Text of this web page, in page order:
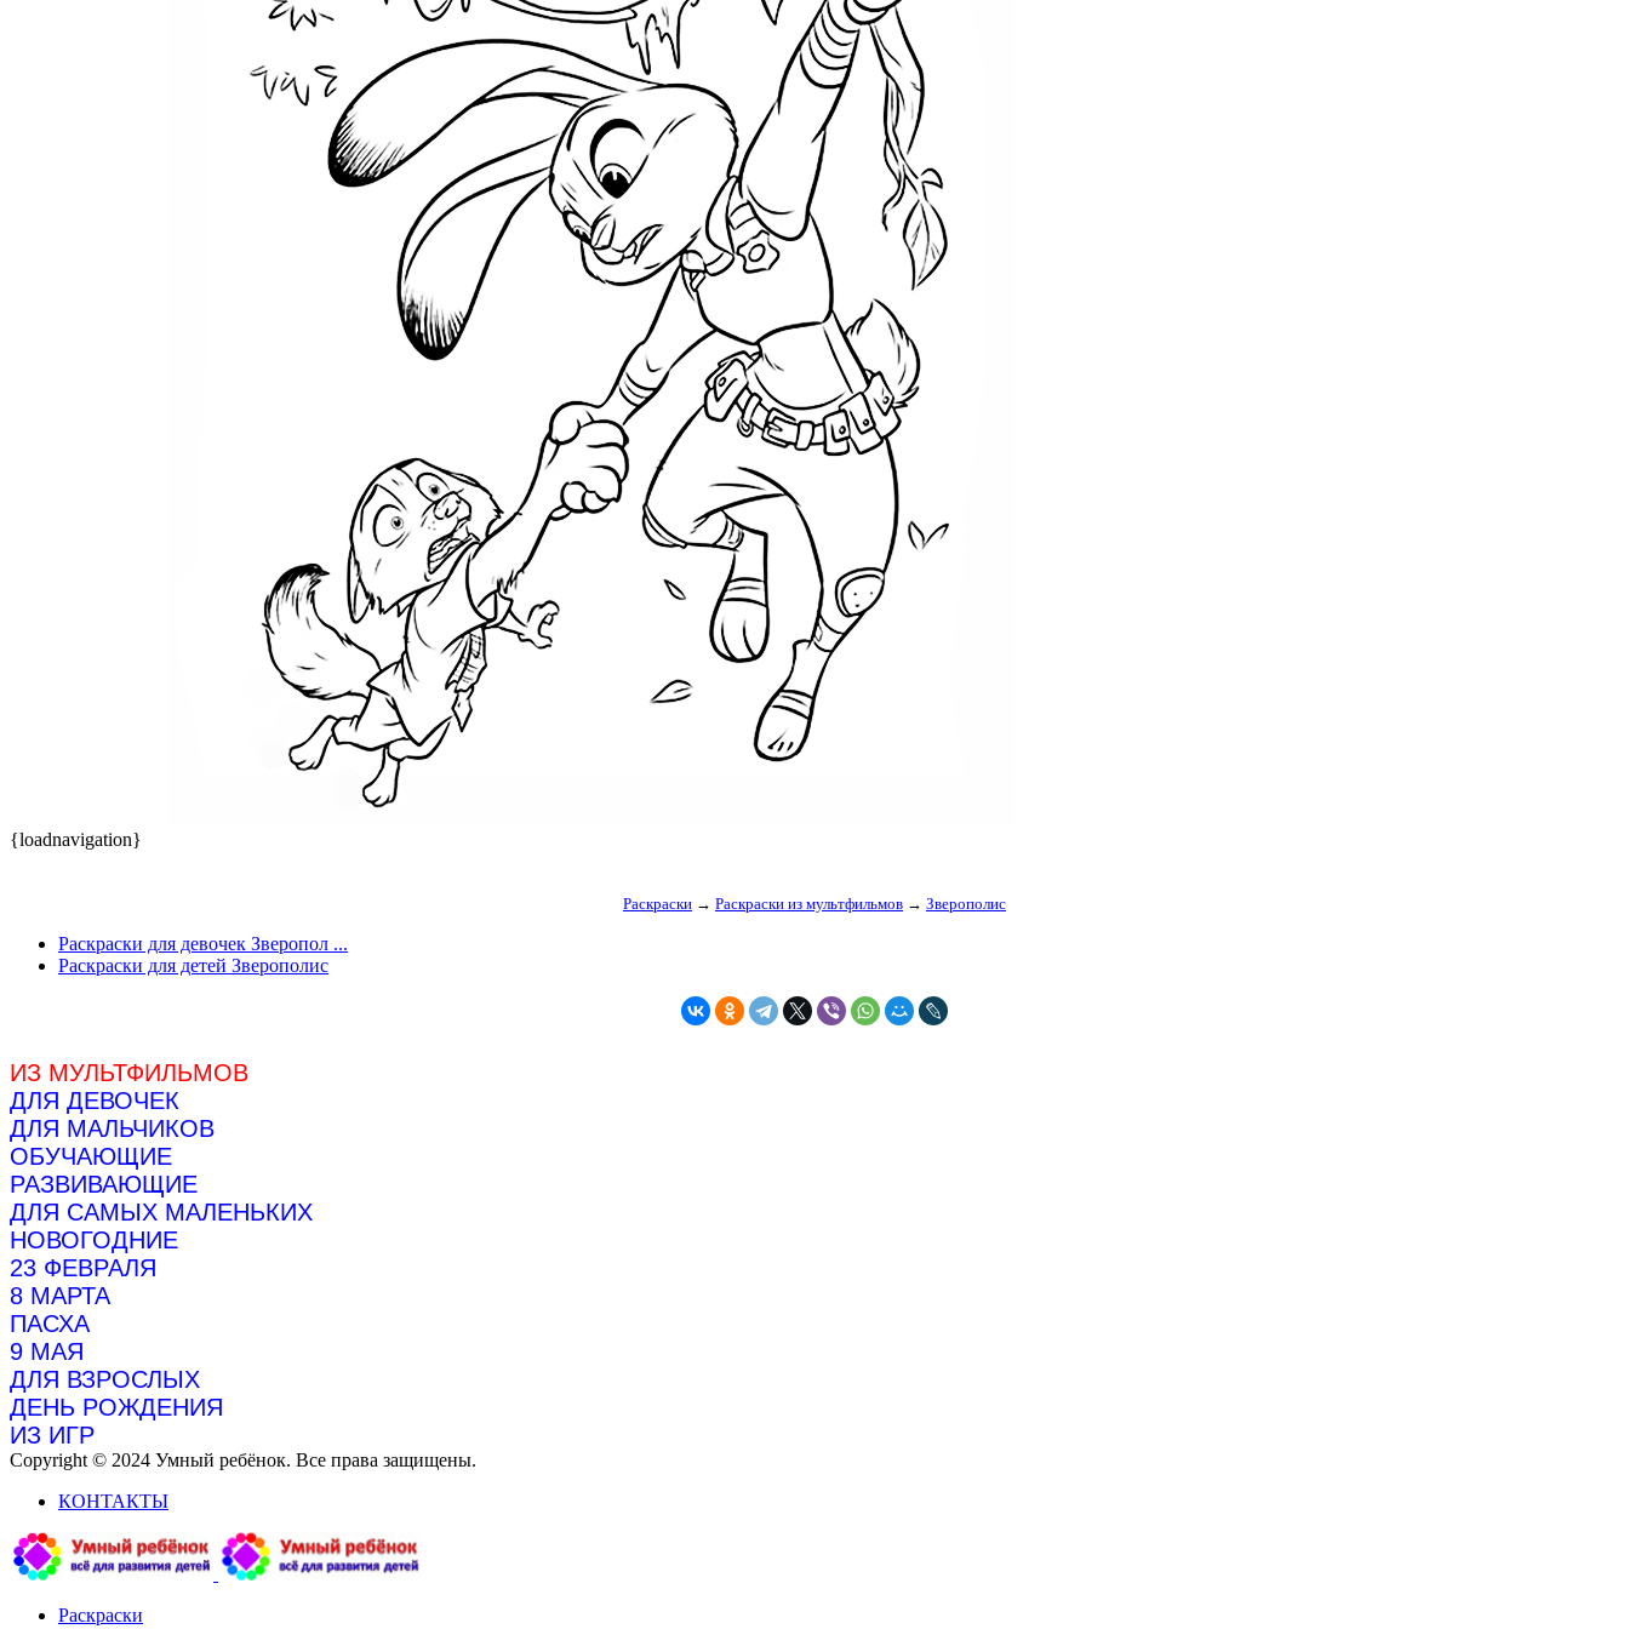
{loadnavigation}
Раскраски → Раскраски из мультфильмов → Зверополис
Раскраски для девочек Зверопол ...
Раскраски для детей Зверополис
ИЗ МУЛЬТФИЛЬМОВ
ДЛЯ ДЕВОЧЕК
ДЛЯ МАЛЬЧИКОВ
ОБУЧАЮЩИЕ
РАЗВИВАЮЩИЕ
ДЛЯ САМЫХ МАЛЕНЬКИХ
НОВОГОДНИЕ
23 ФЕВРАЛЯ
8 МАРТА
ПАСХА
9 МАЯ
ДЛЯ ВЗРОСЛЫХ
ДЕНЬ РОЖДЕНИЯ
ИЗ ИГР
Copyright © 2024 Умный ребёнок. Все права защищены.
КОНТАКТЫ
Раскраски